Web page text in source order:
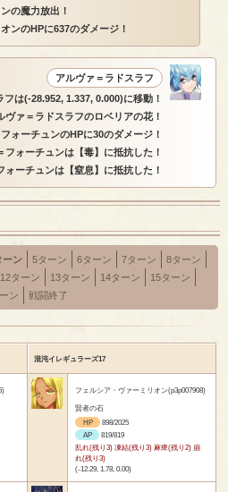
の魔力放出！
ンのHPに637のダメージ！
アルヴァ＝ラドスラフ
フは(-28.952, 1.337, 0.000)に移動！
ヴァ＝ラドスラフのロベリアの花！
ォーチュンのHPに30のダメージ！
フォーチュンは【毒】に抵抗した！
ォーチュンは【窒息】に抵抗した！
ーン 5ターン 6ターン 7ターン
8ターン
12ターン 13ターン 14ターン
15ターン
ン
戦闘終了
混沌イレギュラーズ17
フェルシア・ヴァーミリオン(p3p007908)
賢者の石
HP
898/2025
AP
819/819
乱れ(残り3) 凍結(残り3) 麻痺(残り2) 崩
れ(残り3)
(-12.29, 1.78, 0.00)